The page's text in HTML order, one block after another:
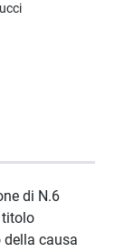
di N.6
titolo
causa